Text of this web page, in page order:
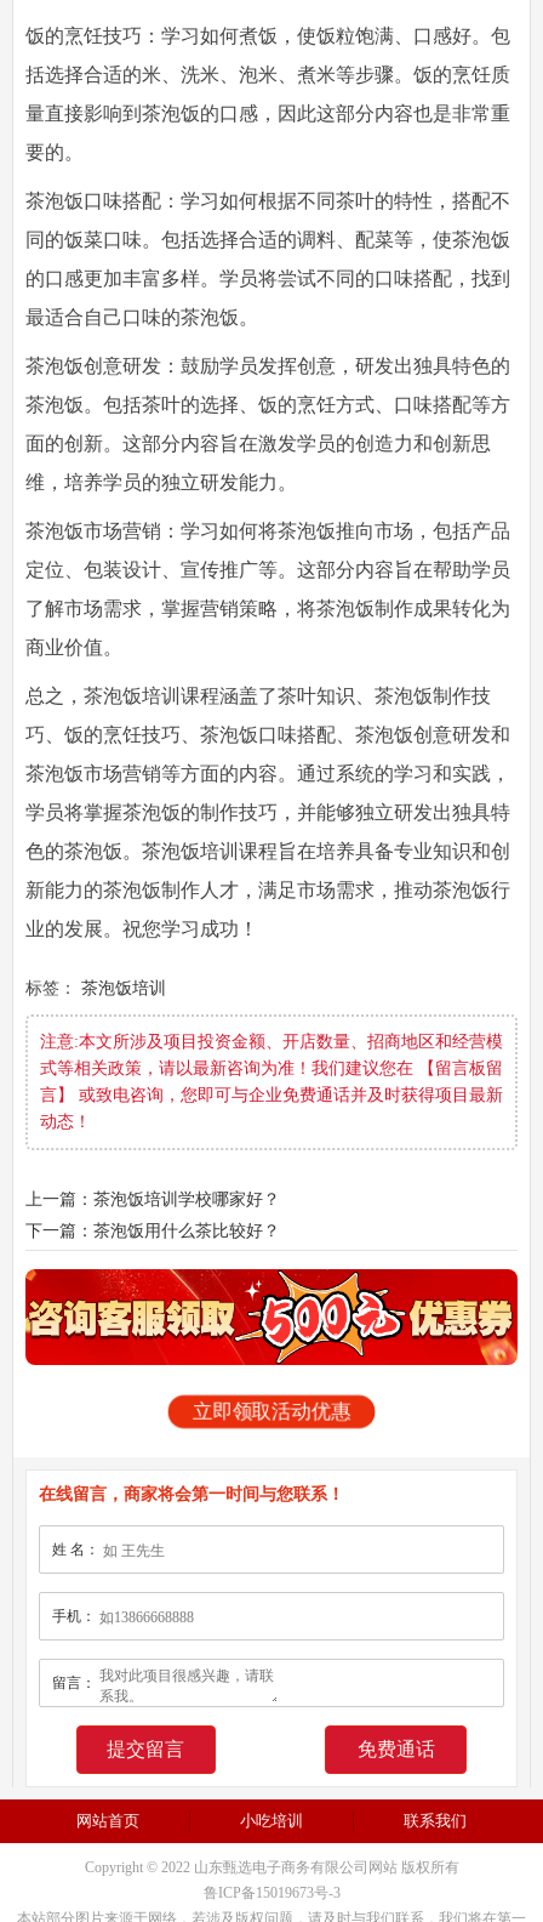
饭的烹饪技巧：学习如何煮饭，使饭粒饱满、口感好。包
括选择合适的米、洗米、泡米、煮米等步骤。饭的烹饪质
量直接影响到茶泡饭的口感，因此这部分内容也是非常重
要的。
茶泡饭口味搭配：学习如何根据不同茶叶的特性，搭配不
同的饭菜口味。包括选择合适的调料、配菜等，使茶泡饭
的口感更加丰富多样。学员将尝试不同的口味搭配，找到
最适合自己口味的茶泡饭。
茶泡饭创意研发：鼓励学员发挥创意，研发出独具特色的
茶泡饭。包括茶叶的选择、饭的烹饪方式、口味搭配等方
面的创新。这部分内容旨在激发学员的创造力和创新思
维，培养学员的独立研发能力。
茶泡饭市场营销：学习如何将茶泡饭推向市场，包括产品
定位、包装设计、宣传推广等。这部分内容旨在帮助学员
了解市场需求，掌握营销策略，将茶泡饭制作成果转化为
商业价值。
总之，茶泡饭培训课程涵盖了茶叶知识、茶泡饭制作技
巧、饭的烹饪技巧、茶泡饭口味搭配、茶泡饭创意研发和
茶泡饭市场营销等方面的内容。通过系统的学习和实践，
学员将掌握茶泡饭的制作技巧，并能够独立研发出独具特
色的茶泡饭。茶泡饭培训课程旨在培养具备专业知识和创
新能力的茶泡饭制作人才，满足市场需求，推动茶泡饭行
业的发展。祝您学习成功！
标签： 茶泡饭培训
注意:本文所涉及项目投资金额、开店数量、招商地区和经营模
式等相关政策，请以最新咨询为准！我们建议您在 【留言板留
言】 或致电咨询，您即可与企业免费通话并及时获得项目最新
动态！
上一篇：茶泡饭培训学校哪家好？
下一篇：茶泡饭用什么茶比较好？
立即领取活动优惠
在线留言，商家将会第一时间与您联系！
姓 名：
手机：
留言：
免费通话
网站首页 小吃培训 联系我们
Copyright © 2022 山东甄选电子商务有限公司网站 版权所有
鲁ICP备15019673号-3
本站部分图片来源于网络，若涉及版权问题，请及时与我们联系，我们将在第一